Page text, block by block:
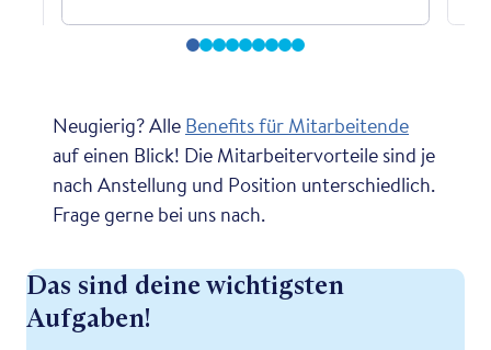
Neugierig? AlleBenefits für Mitarbeitende
auf einen Blick! Die Mitarbeitervorteile sind je
nach Anstellung und Position unterschiedlich.
Frage gerne bei uns nach.
Das sind deine wichtigsten
Aufgaben!